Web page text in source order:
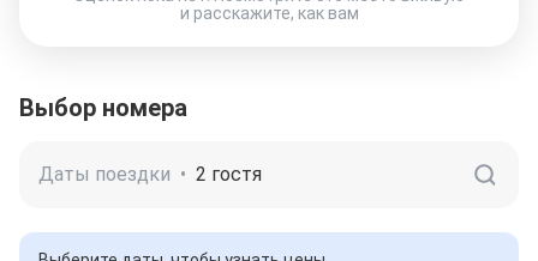
и расскажите, как вам
Выбор номера
Даты поездки • 2 гостя